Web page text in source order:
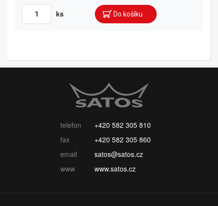
ks
telefon
+420 582 305 810
fax
+420 582 305 860
email
satos@satos.cz
www
www.satos.cz